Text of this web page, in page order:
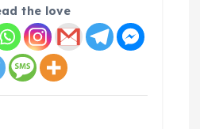
the love